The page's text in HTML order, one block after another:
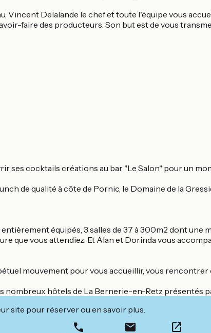
Vincent Delalande le chef et toute l'équipe vous
faire des producteurs. Son but est de vous
ses cocktails créations au bar "Le Salon" pour un
de qualité à côte de Pornic, le Domaine de la
équipés, 3 salles de 37 à 300m2 dont
que vous attendiez. Et Alan et Dorinda vous
mouvement pour vous accueillir, vous
nombreux hôtels de La Bernerie-en-Retz présentés
site pour réserver ou en savoir plus.